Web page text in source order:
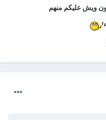
ويش عليكم منهم